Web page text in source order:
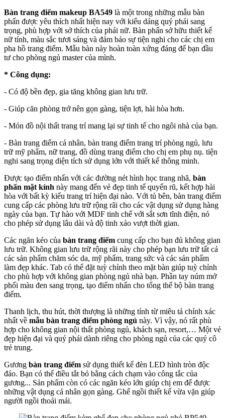
Bàn trang điểm makeup BA549 là một trong những mẫu bàn
phấn được yêu thích nhất hiện nay với kiểu dáng quý phái sang
trọng, phù hợp với sở thích của phái nữ. Bàn phấn sở hữu thiết kế
nữ tính, màu sắc tươi sáng và đảm bảo sự tiện nghi cho các chị em
pha hồ trang điểm. Mẫu bàn này hoàn toàn xứng đáng để bạn đầu
tư cho phòng ngủ master của mình.
* Công dụng:
- Có độ bền đẹp, gia tăng không gian lưu trữ.
- Giúp căn phòng trở nên gọn gàng, tiện lợi, hài hòa hơn.
- Món đồ nội thất trang trí mang lại sự tinh tế cho ngôi nhà của bạn.
- Bàn trang điểm cá nhân, bàn trang điểm trang trí phòng ngủ, lưu
trữ mỹ phẩm, nữ trang, đồ dùng trang điểm cho chị em phụ nụ. tiện
nghi sang trọng diện tích sử dụng lớn với thiết kế thông minh.
Được tạo điểm nhấn với các đường nét hình học trang nhã, bàn
phấn mặt kính này mang đến vẻ đẹp tinh tế quyến rũ, kết hợp hài
hòa với bất kỳ kiểu trang trí hiện đại nào. Với tủ bên, bàn trang điểm
cung cấp các phòng lưu trữ rộng rãi cho các vật dụng sử dụng hàng
ngày của bạn. Tự hào với MDF tinh chế với sắt sơn tĩnh điện, nó
cho phép sử dụng lâu dài và độ tinh xảo vượt thời gian.
Các ngăn kéo của bàn trang điểm cung cấp cho bạn đủ không gian
lưu trữ. Không gian lưu trữ rộng rãi này cho phép bạn lưu trữ tất cả
các sản phẩm chăm sóc da, mỹ phẩm, trang sức và các sản phẩm
làm đẹp khác. Tab có thể đặt tuỳ chỉnh theo mặt bàn giúp tuỳ chỉnh
cho phù hợp với không gian phòng ngủ nhà bạn. Phần tay núm mở
phối màu đen sang trọng, tạo điểm nhấn cho tổng thể bộ bàn trang
điểm.
Thanh lịch, thu hút, thời thượng là những tính từ miêu tả chính xác
nhất về mẫu bàn trang điểm phòng ngủ này. Vì vậy, nó rất phù
hợp cho không gian nội thất phòng ngủ, khách sạn, resort,… Một vẻ
đẹp hiện đại và quý phái dành riêng cho phòng ngủ của các quý cô
trẻ trung.
Gương bàn trang điểm sử dụng thiết kế đèn LED hình tròn độc
đáo. Bạn có thể điều tắt bỏ bằng cách chạm vào công tắc của
gương... Sản phẩm còn có các ngăn kéo lớn giúp chị em để được
những vật dụng cá nhân gọn gàng. Ghế ngồi thiết kế vừa vặn giúp
người ngồi thoải mái.